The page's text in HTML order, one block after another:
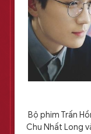
Bộ phim Trấn
Chu Nhất Long